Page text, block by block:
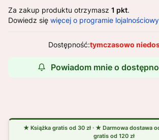
Za zakup produktu otrzymasz 1 pkt.
Dowiedz się więcej o programie
Dostępność:tymczasowo
Powiadom mnie o